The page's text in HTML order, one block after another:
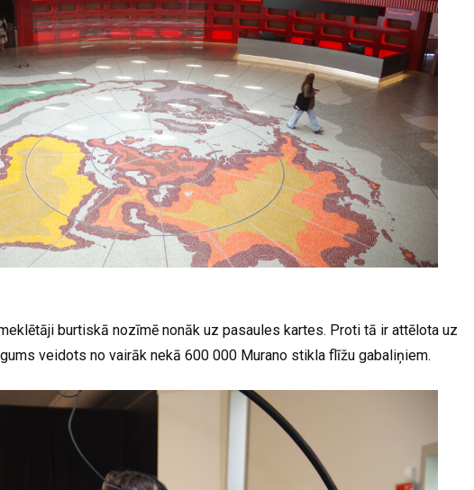
burtiskā nozīmē nonāk uz pasaules kartes. Proti tā ir attēlota uz
veidots no vairāk nekā 600 000 Murano stikla flīžu gabaliņiem.